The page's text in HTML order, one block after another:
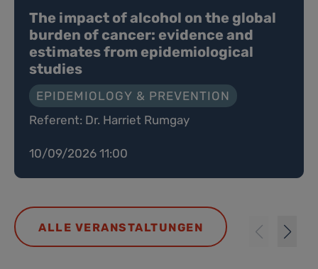
The impact of alcohol on the global
burden of cancer: evidence and
estimates from epidemiological
studies
EPIDEMIOLOGY & PREVENTION
Referent: Dr. Harriet Rumgay
10/09/2026 11:00
ALLE VERANSTALTUNGEN